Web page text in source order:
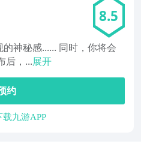
8.5
神秘感...... 同时，你将会
后，...展开
约
载九游APP